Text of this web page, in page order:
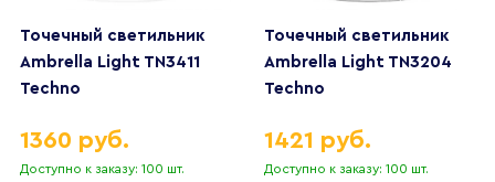
Точечный светильник
Ambrella Light TN3411
Techno
Доступно к заказу: 100 шт.
1360 руб.
Точечный светильник
Ambrella Light TN3204
Techno
Доступно к заказу: 100 шт.
1421 руб.